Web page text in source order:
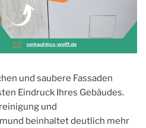
und saubere Fassaden
Eindruck Ihres Gebäudes.
und
beinhaltet deutlich mehr